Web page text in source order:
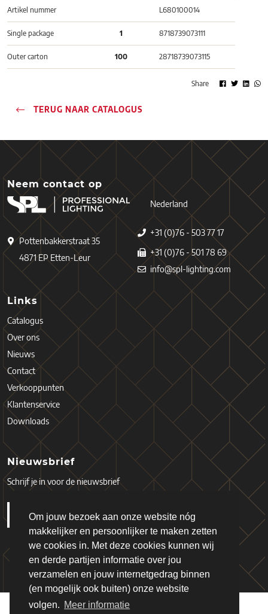
Om jouw bezoek aan onze website nóg
makkelijker en persoonlijker te maken zetten
we cookies in. Met deze cookies kunnen wij
en derde partijen informatie over jou
verzamelen en jouw internetgedrag binnen
(en mogelijk ook buiten) onze website
volgen. Meer informatie
Artikel nummer L680100014
Single package 1 8718739073111
Outer carton 100 28718739073115
Share
TERUG NAAR CATALOGUS
Neem contact op
Pottenbakkerstraat 35
4871 EP Etten-Leur
Nederland
+31 (0)76 - 503 77 17
+31 (0)76 - 501 78 69
info@spl-lighting.com
Links
Catalogus
Over ons
Nieuws
Contact
Verkooppunten
Klantenservice
Downloads
Nieuwsbrief
Schrijf je in voor de nieuwsbrief
Copyright © 2026 - Schiefer